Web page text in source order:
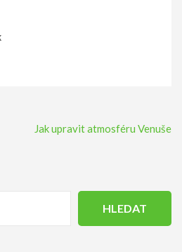
Jak upravit atmosféru Venuše
HLEDAT